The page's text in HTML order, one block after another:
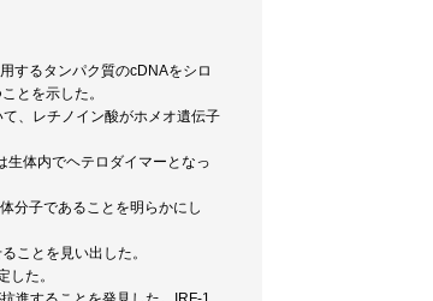
するタンパク質のcDNAをシロ
とを示した。
、レチノイン酸がホメオ遺伝子
体内でヘテロダイマーとなっ
分子であることを明らかにし
ことを見い出した。
た。